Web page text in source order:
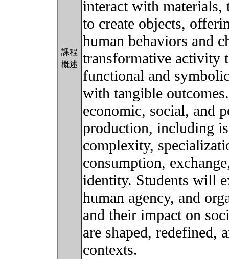
課程
概述
interact with materials,
to create objects,
human behaviors and
transformative activity
functional and
with tangible
economic, social, and
production, including
complexity,
consumption,
identity. Students will
human agency, and
and their impact on
are shaped, redefined,
contexts.